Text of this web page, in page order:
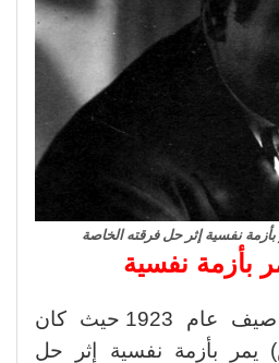
نفسية إثر حل فرقته الخاصة
بأزمة نفسية
الحكاية تعود إلى صيف عام 1923 حيث كان
يمر بأزمة نفسية إثر حل